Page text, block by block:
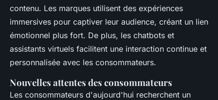
contenu. Les marques utilisent des expériences
immersives pour captiver leur audience, créant un lien
émotionnel plus fort. De plus, les chatbots et
assistants virtuels facilitent une interaction continue et
personnalisée avec les consommateurs.
Nouvelles attentes des consommateurs
Les consommateurs d'aujourd'hui recherchent un